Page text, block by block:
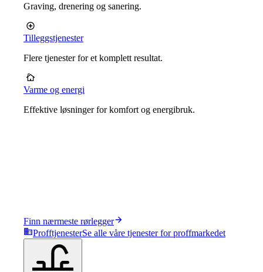
Graving, drenering og sanering.
Tilleggstjenester
Flere tjenester for et komplett resultat.
Varme og energi
Effektive løsninger for komfort og energibruk.
Finn nærmeste rørlegger
ProfftjenesterSe alle våre tjenester for proffmarkedet